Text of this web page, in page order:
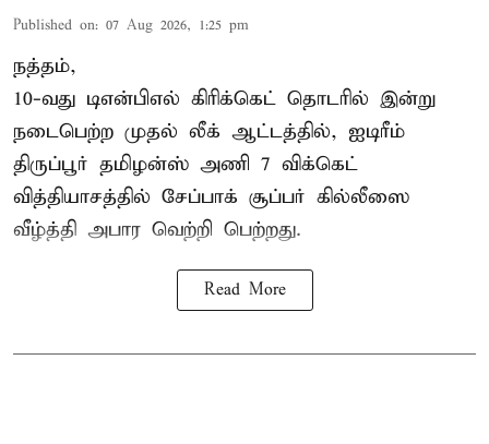
Published on: 07 Aug 2026, 1:25 pm
நத்தம்,
10-வது டிஎன்பிஎல் கிரிக்கெட் தொடரில் இன்று
நடைபெற்ற முதல் லீக் ஆட்டத்தில், ஐடிரீம்
திருப்பூர் தமிழன்ஸ் அணி 7 விக்கெட்
வித்தியாசத்தில் சேப்பாக் சூப்பர் கில்லீஸை
வீழ்த்தி அபார வெற்றி பெற்றது.
Read More